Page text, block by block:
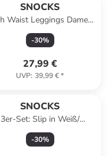
SNOCKS
Waist Leggings Damen
1 Stück in Schwarz
-30%
27,99 €
UVP: 39,99 €*
SNOCKS
3er-Set: Slip in Weiß/
Schwarz/ Grau
-30%